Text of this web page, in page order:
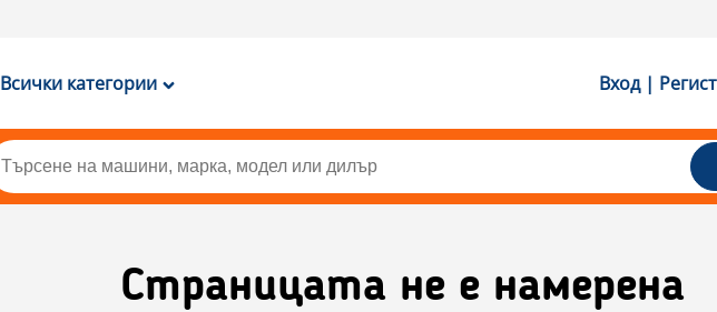
Всички категории Вход |
Страницата не е намерена